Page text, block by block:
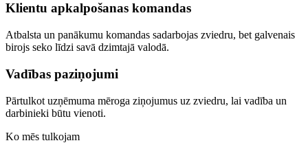
Klientu apkalpošanas komandas
Atbalsta un panākumu komandas sadarbojas zviedru, bet galvenais
birojs seko līdzi savā dzimtajā valodā.
Vadības paziņojumi
Pārtulkot uzņēmuma mēroga ziņojumus uz zviedru, lai vadība un
darbinieki būtu vienoti.
Ko mēs tulkojam